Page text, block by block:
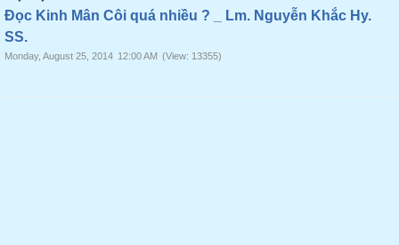
Đọc Kinh Mân Côi quá nhiều ? _ Lm. Nguyễn Khắc Hy.
SS.
Monday, August 25, 2014 12:00 AM (View: 13355)